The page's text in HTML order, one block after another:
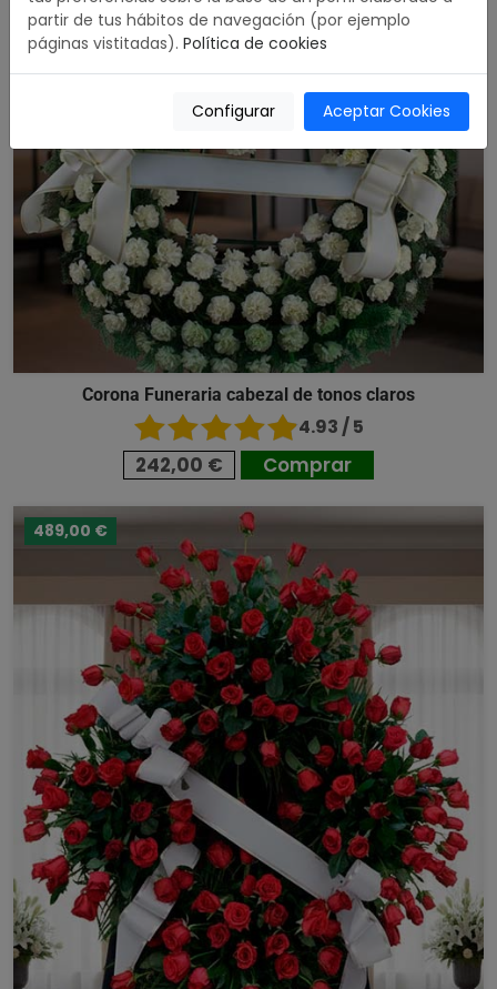
Corona Funeraria cabezal de tonos claros
4.93 / 5
242,00 € Comprar
489,00 €
partir de tus hábitos de navegación (por ejemplo
páginas vistitadas). Política de cookies
Configurar Aceptar Cookies